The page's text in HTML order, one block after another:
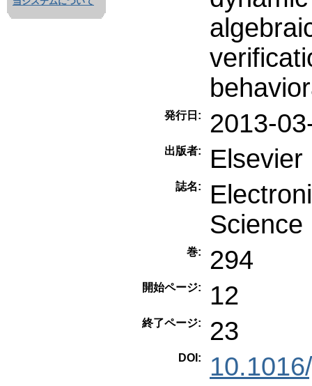
発行日: 2013-
出版者: Elsevier
誌名:
Science
巻: 294
開始ページ: 12
終了ページ: 23
DOI: